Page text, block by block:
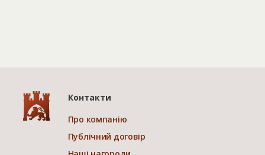
Контакти
Про компанію
Публічний договір